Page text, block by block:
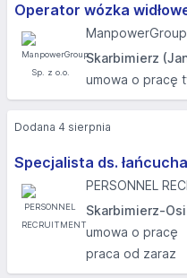
Operator wózka
Skarbimierz
umowa o pracę
Specjalista ds.
PERSONNEL
Skarbimierz-
umowa o pracę
praca od zaraz
Dodana 4 sierpnia